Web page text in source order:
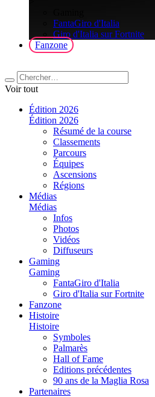
FantaGiro d'Italia
Giro d'Italia sur Fortnite
Fanzone
Voir tout
Édition 2026
Édition 2026
Résumé de la course
Classements
Parcours
Équipes
Ascensions
Régions
Médias
Médias
Infos
Photos
Vidéos
Diffuseurs
Gaming
Gaming
FantaGiro d'Italia
Giro d'Italia sur Fortnite
Fanzone
Histoire
Histoire
Symboles
Palmarès
Hall of Fame
Editions précédentes
90 ans de la Maglia Rosa
Partenaires